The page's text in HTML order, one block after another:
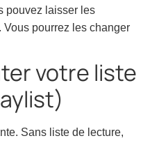
pouvez laisser les
Vous pourrez les changer
votre liste
Sans liste de lecture,